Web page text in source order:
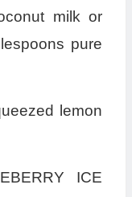
milk or
pure
lemon
ICE